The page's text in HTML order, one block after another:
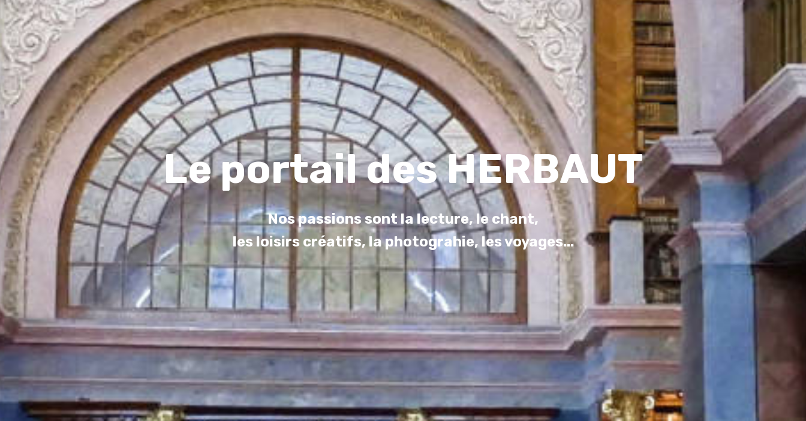
Le portail des HERBAUT
Nos passions sont la lecture, le chant,
les loisirs créatifs, la photograhie, les voyages...